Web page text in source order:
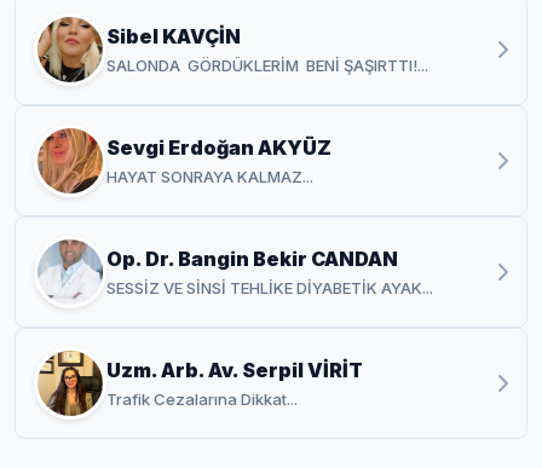
Sibel KAVÇİN
SALONDA GÖRDÜKLERİM BENİ ŞAŞIRTTI!...
Sevgi Erdoğan AKYÜZ
HAYAT SONRAYA KALMAZ...
Op. Dr. Bangin Bekir CANDAN
SESSİZ VE SİNSİ TEHLİKE DİYABETİK AYAK...
Uzm. Arb. Av. Serpil VİRİT
Trafik Cezalarına Dikkat...